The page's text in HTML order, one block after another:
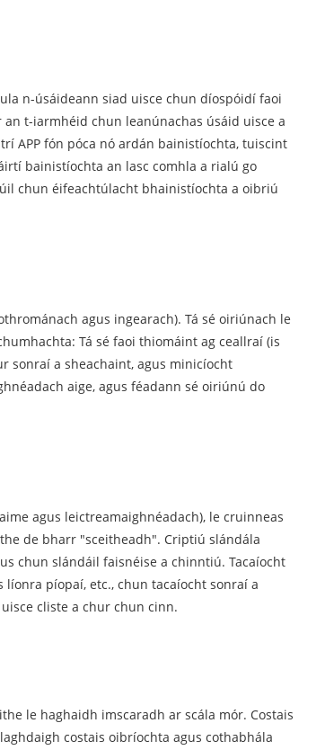
n-úsáideann siad uisce chun díospóidí faoi
t-iarmhéid chun leanúnachas úsáid uisce a
APP fón póca nó ardán bainistíochta, tuiscint
bainistíochta an lasc comhla a rialú go
chun éifeachtúlacht bhainistíochta a oibriú
agus ingearach). Tá sé oiriúnach le
Tá sé faoi thiomáint ag ceallraí (is
sonraí a sheachaint, agus minicíocht
aige, agus féadann sé oiriúnú do
agus leictreamaighnéadach), le cruinneas
de bharr "sceitheadh". Criptiú slándála
chun slándáil faisnéise a chinntiú. Tacaíocht
píopaí, etc., chun tacaíocht sonraí a
cliste a chur chun cinn.
le haghaidh imscaradh ar scála mór. Costais
costais oibríochta agus cothabhála